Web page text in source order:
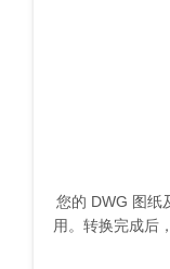
您的 DWG 图纸
用。转换完成后